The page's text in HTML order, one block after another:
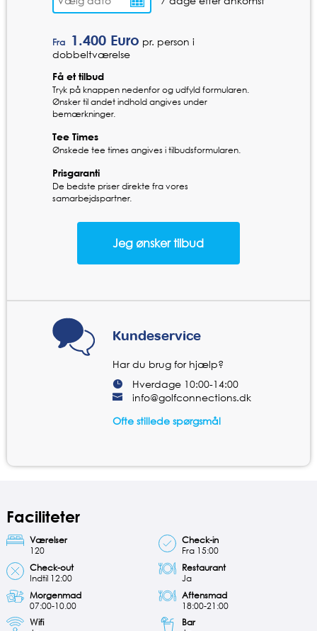
Fra 1.400 Euro pr. person i
dobbeltværelse
Få et tilbud
Tryk på knappen nedenfor og udfyld formularen.
Ønsker til andet indhold angives under
bemærkninger.
Tee Times
Ønskede tee times angives i tilbudsformularen.
Prisgaranti
De bedste priser direkte fra vores
samarbejdspartner.
Kundeservice
Har du brug for hjælp?
Hverdage 10:00-14:00
info@golfconnections.dk
Ofte stillede spørgsmål
Faciliteter
Værelser
120
Check-in
Fra 15:00
Check-out
Indtil 12:00
Restaurant
Ja
Morgenmad
07:00-10.00
Aftensmad
18:00-21:00
Wifi
Bar